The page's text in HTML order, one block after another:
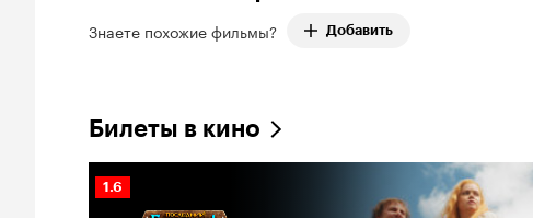
Знаете похожие фильмы? Добавить
Билеты в кино
Рейтинг
Кинопоиска
1.6